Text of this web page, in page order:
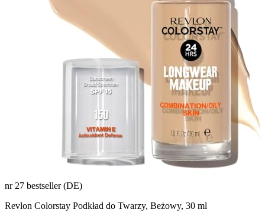
nr 27 bestseller (DE)
Revlon Colorstay Podkład do Twarzy, Beżowy, 30 ml